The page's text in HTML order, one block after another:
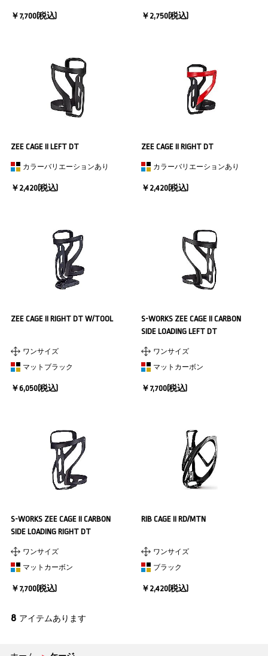
￥7,700(税込) ￥2,750(税込)
ZEE CAGE II LEFT DT
カラーバリエーションあり
￥2,420(税込)
ZEE CAGE II RIGHT DT
カラーバリエーションあり
￥2,420(税込)
ZEE CAGE II RIGHT DT W/TOOL
ワンサイズ
マットブラック
￥6,050(税込)
S-WORKS ZEE CAGE II CARBON
SIDE LOADING LEFT DT
ワンサイズ
マットカーボン
￥7,700(税込)
S-WORKS ZEE CAGE II CARBON
SIDE LOADING RIGHT DT
ワンサイズ
マットカーボン
￥7,700(税込)
RIB CAGE II RD/MTN
ワンサイズ
ブラック
￥2,420(税込)
8 アイテムあります